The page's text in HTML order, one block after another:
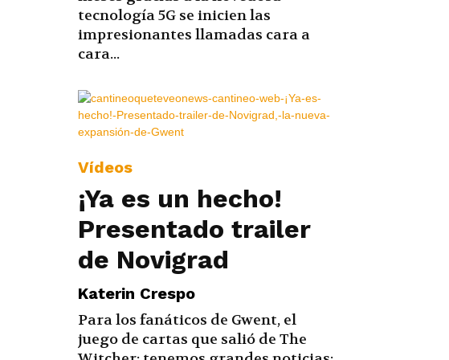
tecnología 5G se inicien las
impresionantes llamadas cara a
cara...
Vídeos
¡Ya es un hecho!
Presentado trailer
de Novigrad
Katerin Crespo
Para los fanáticos de Gwent, el
juego de cartas que salió de The